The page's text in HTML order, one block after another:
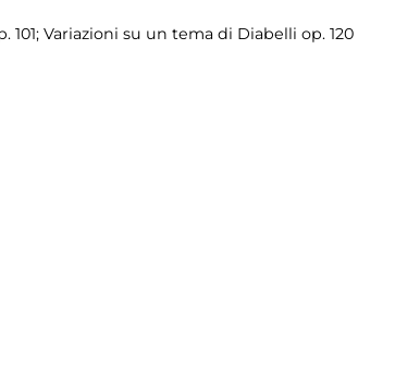
Variazioni su un tema di Diabelli op. 120